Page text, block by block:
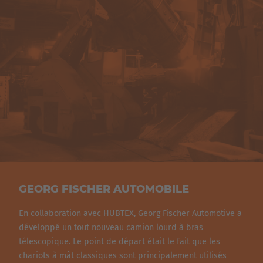
Türkiye
particulières des clients.
GEORG FISCHER AUTOMOBILE
En collaboration avec HUBTEX, Georg Fischer Automotive a
développé un tout nouveau camion lourd à bras
télescopique. Le point de départ était le fait que les
chariots à mât classiques sont principalement utilisés